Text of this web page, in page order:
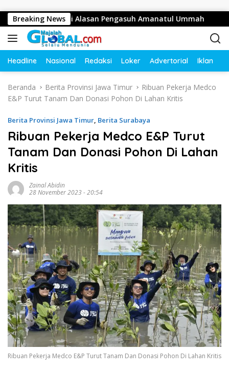
Breaking News
Juta, Ini Alasan Pengasuh Amanatul Ummah
Headline Nasional Redaksi Loker Advertorial Iklan
Beranda Berita Provinsi Jawa Timur
Ribuan Pekerja Medco
E&P Turut Tanam Dan Donasi Pohon Di Lahan Kritis
Berita Provinsi Jawa Timur, Berita Surabaya
Ribuan Pekerja Medco E&P Turut
Tanam Dan Donasi Pohon Di Lahan
Kritis
Zainal Abidin
28 November 2023 - 20:54
Ribuan Pekerja Medco E&P Turut Tanam Dan Donasi Pohon Di Lahan Kritis